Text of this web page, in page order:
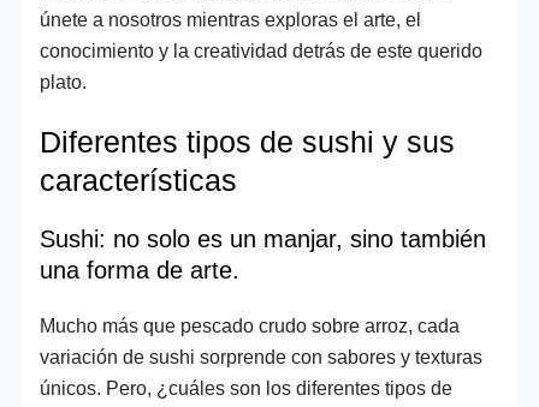
únete a nosotros mientras exploras el arte, el
conocimiento y la creatividad detrás de este querido
plato.
Diferentes tipos de sushi y sus
características
Sushi: no solo es un manjar, sino también
una forma de arte.
Mucho más que pescado crudo sobre arroz, cada
variación de sushi sorprende con sabores y texturas
únicos. Pero, ¿cuáles son los diferentes tipos de